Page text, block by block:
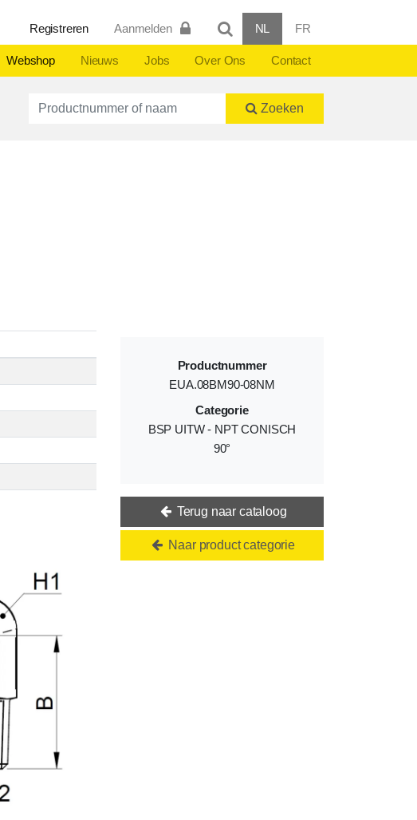
Registreren Aanmelden NL FR
Webshop Nieuws Jobs Over Ons Contact
Productnummer of naam Zoeken
Productnummer
EUA.08BM90-08NM
Categorie
BSP UITW - NPT CONISCH
90°
Terug naar cataloog
Naar product categorie